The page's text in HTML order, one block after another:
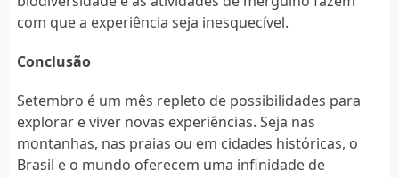
com que a experiência seja inesquecível.
Conclusão
Setembro é um mês repleto de possibilidades para
explorar e viver novas experiências. Seja nas
montanhas, nas praias ou em cidades históricas, o
Brasil e o mundo oferecem uma infinidade de